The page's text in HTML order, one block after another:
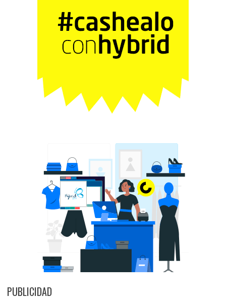
PUBLICIDAD